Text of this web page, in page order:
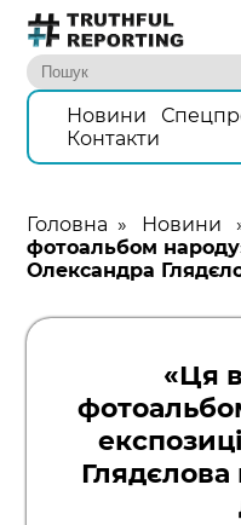
Новини
Контакти
Головна » Новини
фотоальбом
Олександра
«Ця
Глядєлова